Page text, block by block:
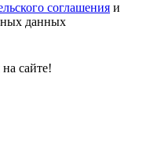
соглашения и
данных
сайте!